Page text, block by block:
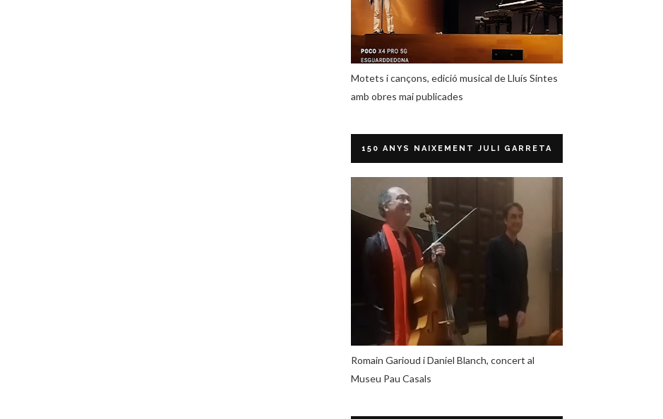
Motets i cançons, edició musical de Lluís Sintes
amb obres mai publicades
150 ANYS NAIXEMENT JULI GARRETA
Romain Garioud i Daniel Blanch, concert al
Museu Pau Casals